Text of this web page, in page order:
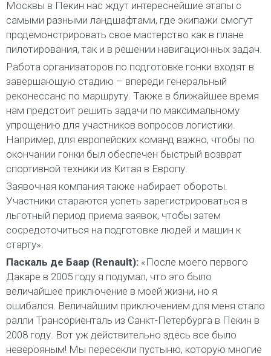
Москвы в Пекин нас ждут интереснейшие этапы с
самыми разными ландшафтами, где экипажи смогут
продемонстрировать свое мастерство как в плане
пилотирования, так и в решении навигационных задач.
Работа организаторов по подготовке гонки входят в
завершающую стадию – впереди генеральный
реконессанс по маршруту. Также в ближайшее время
нам предстоит решить задачи по максимальному
упрощению для участников вопросов логистики.
Например, для европейских команд важно, чтобы по
окончании гонки был обеспечен быстрый возврат
спортивной техники из Китая в Европу.
Заявочная компания также набирает обороты.
Участники стараются успеть зарегистрироваться в
льготный период приема заявок, чтобы затем
сосредоточиться на подготовке людей и машин к
старту».
Паскаль де Баар (Renault): «После моего первого
Дакаре в 2005 году я подумал, что это было
величайшее приключение в моей жизни, но я
ошибался. Величайшим приключением для меня стало
ралли Трансориенталь из Санкт-Петербурга в Пекин в
2008 году. Вот уж действительно здесь все было
неверояным! Мы пересекли пустыню, которую многие